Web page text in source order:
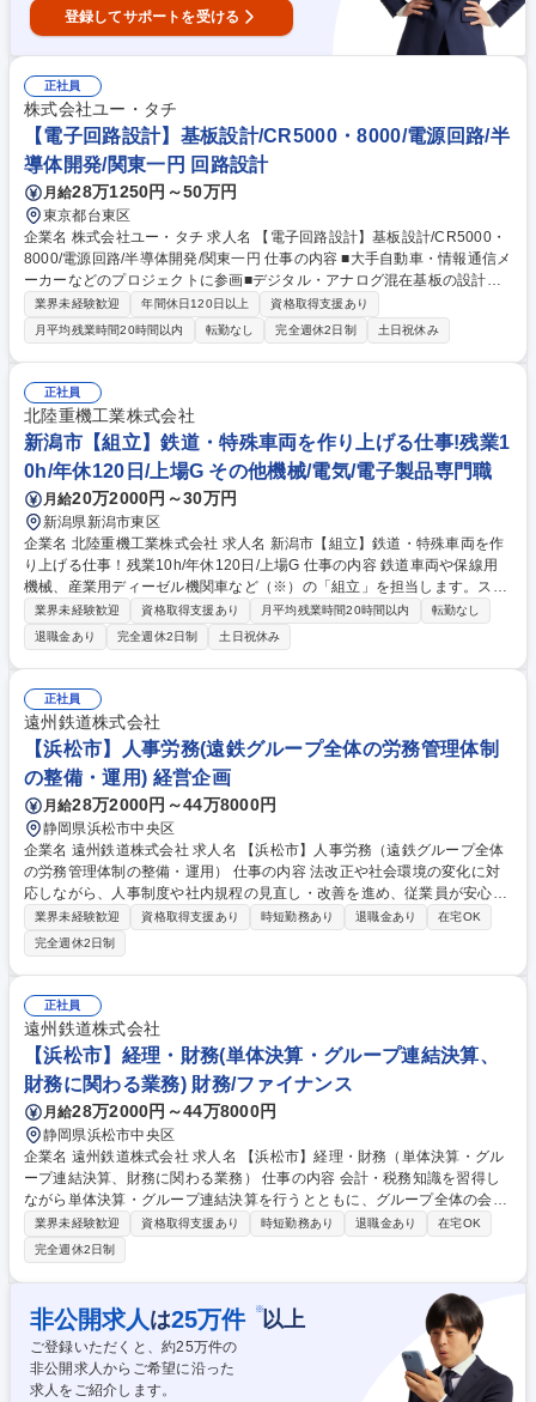
登録してサポートを受ける
正社員
株式会社ユー・タチ
【電子回路設計】基板設計/CR5000・8000/電源回路/半
導体開発/関東一円 回路設計
月給28万1250円～50万円
東京都台東区
企業名 株式会社ユー・タチ 求人名 【電子回路設計】基板設計/CR5000・
8000/電源回路/半導体開発/関東一円 仕事の内容 ■大手自動車・情報通信メ
ーカーなどのプロジェクトに参画■デジタル・アナログ混在基板の設計、
電源回路設計、半導体開発など幅広い分野での設計業務■先行開発案件も
多数有、最新技術へのチャレンジが可能 ■大手自動車・情報通信メーカー
などのプロジェクトに参画 ■デジタル・アナログ混在基板の設計、電源回
路設計、半導体開発など幅広い分野での設計業務■先行開発案件も多数
有、最新技術へのチャレンジが可能 ■デジタル・アナログ混在基板の回路
設計 ■Or-CAD、CR5000、8000などのツールを使用した基板レイアウト
設計 募集職種 【電子回路設計】基板設計/CR5000・8000/電源回路/半導
体開発/関東一円
業界未経験歓迎 年間休日120日以上
資格取得支援あり
月平均残業時間20時間以内
転勤なし 完全週休2日制 土日祝休み
正社員
北陸重機工業株式会社
新潟市【組立】鉄道・特殊車両を作り上げる仕事!残業1
0h/年休120日/上場G その他機械/電気/電子製品専門職
月給20万2000円～30万円
新潟県新潟市東区
企業名 北陸重機工業株式会社 求人名 新潟市【組立】鉄道・特殊車両を作
り上げる仕事！残業10h/年休120日/上場G 仕事の内容 鉄道車両や保線用
機械、産業用ディーゼル機関車など（※）の「組立」を担当します。スパ
ナ・ドライバー・トルクレンチなどを使用し、エンジンや部品を取り付け
ていく過程は、ものづくりの楽しさを実感できます。 ※線路の点検・修理
をする車両、モノレール工作車など、社会を支える車両をオーダーメイド
で作っています。https://www.hokuju.com/product/ 【やりがい】大きな車
両を作り上げますので、達成感を感じていただけます。製品を出荷すると
きは、「いってらっしゃい」という気持ちで愛着を持って送り出していま
す。 【フォロー体制】ベテランの先輩が、丁寧に指導します。工具の使い
方から順を追って学ぶことができます。 募集職種 新潟市【組立】鉄道・
特殊車両を作り上げる仕事！残業10h/年休120日/上場G
業界未経験歓迎 資格取得支援あり 月平均残業時間20時間以内
転勤なし
退職金あり
完全週休2日制 土日祝休み
正社員
遠州鉄道株式会社
【浜松市】人事労務(遠鉄グループ全体の労務管理体制
の整備・運用) 経営企画
月給28万2000円～44万8000円
静岡県浜松市中央区
企業名 遠州鉄道株式会社 求人名 【浜松市】人事労務（遠鉄グループ全体
の労務管理体制の整備・運用） 仕事の内容 法改正や社会環境の変化に対
応しながら、人事制度や社内規程の見直し・改善を進め、従業員が安心し
て働ける職場環境づくりを支援する仕事です。 【具体的には】■労働基準
法をはじめとする各種法令改正の情報収集、影響分析、および制度・規程
改定の企画・運用支援 ■就業規則や各種人事労務関連規程の整備・改定 ■
人事制度や労務管理制度の企画、運用、改善 ■労務コンプライアンスの推
進およびリスク管理 ■遠鉄グループ各社や従業員からの労務相談対応、各
部門へのサポート ※変更の範囲：会社の定める業務 募集職種 【浜松市】
人事労務（遠鉄グループ全体の労務管理体制の整備・運用）
業界未経験歓迎 資格取得支援あり 時短勤務あり 退職金あり
在宅OK
完全週休2日制
正社員
遠州鉄道株式会社
【浜松市】経理・財務(単体決算・グループ連結決算、
財務に関わる業務) 財務/ファイナンス
月給28万2000円～44万8000円
静岡県浜松市中央区
企業名 遠州鉄道株式会社 求人名 【浜松市】経理・財務（単体決算・グル
ープ連結決算、財務に関わる業務） 仕事の内容 会計・税務知識を習得し
ながら単体決算・グループ連結決算を行うとともに、グループ全体の会計
方針・財務管理を行います。グループの各事業を理解し、正しい情報を経
営陣へ提供する役割が求められています。 【具体的な業務内容】 ■資金管
理 ■固定資産処理 ■遠州鉄道単体の月次・年次決算、収支計画作成 ■遠鉄
グループ連結の月次・年次決算、収支計画作成 ■各種税務申告・納税 ■財
務分析 ※変更の範囲：会社の定める業務 募集職種 【浜松市】経理・財務
（単体決算・グループ連結決算、財務に関わる業務）
業界未経験歓迎 資格取得支援あり 時短勤務あり 退職金あり
在宅OK
完全週休2日制
非公開求人 は25万件 ※以上
ご登録いただくと、約25万件の
非公開求人からご希望に沿った
求人をご紹介します。